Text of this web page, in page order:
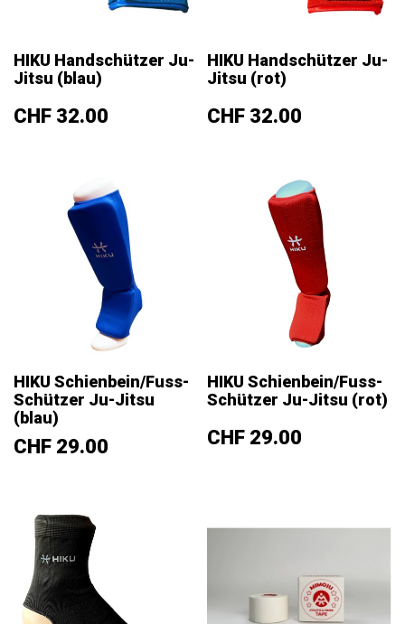
HIKU Handschützer Ju-
Jitsu (blau)
Preis
CHF 32.00
HIKU Handschützer Ju-
Jitsu (rot)
Preis
CHF 32.00
HIKU Schienbein/Fuss-
Schützer Ju-Jitsu
(blau)
Preis
CHF 29.00
HIKU Schienbein/Fuss-
Schützer Ju-Jitsu (rot)
Preis
CHF 29.00